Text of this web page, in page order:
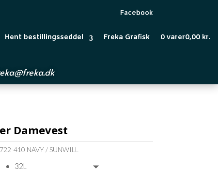
Facebook
Hent bestillingsseddel Freka Grafisk 0 varer0,00 kr.
Damevest
410 NAVY / SUNWILL
32L